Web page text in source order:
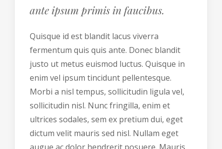
ante ipsum primis in faucibus.
Quisque id est blandit lacus viverra
fermentum quis quis ante. Donec blandit
justo ut metus euismod luctus. Quisque in
enim vel ipsum tincidunt pellentesque.
Morbi a nisl tempus, sollicitudin ligula vel,
sollicitudin nisl. Nunc fringilla, enim et
ultrices sodales, sem ex pretium dui, eget
dictum velit mauris sed nisl. Nullam eget